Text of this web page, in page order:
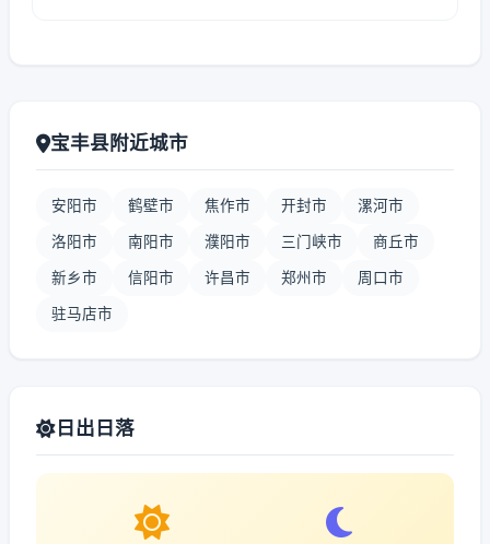
宝丰县附近城市
安阳市 鹤壁市 焦作市 开封市 漯河市
洛阳市 南阳市 濮阳市 三门峡市 商丘市
新乡市 信阳市 许昌市 郑州市 周口市
驻马店市
日出日落